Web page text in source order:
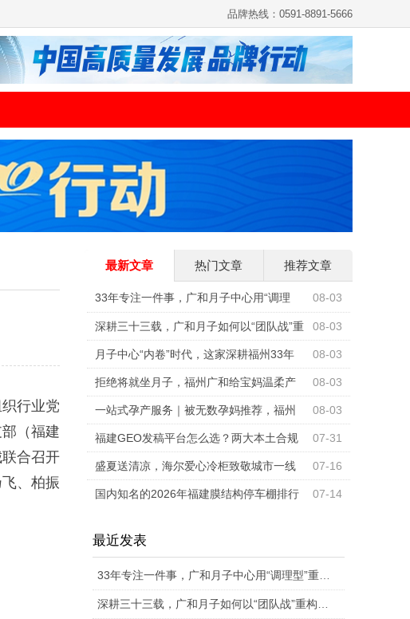
品牌热线：0591-8891-5666
行业党
（福建
合召开
、柏振
最新文章 热门文章 推荐文章
08-03
33年专注一件事，广和月子中心用“调理
型”重新定义科学坐月子 08-03
深耕三十三载，广和月子如何以“团队战”重
构母婴照护行业标准 08-03
月子中心“内卷”时代，这家深耕福州33年
的品牌为何能靠“团队作战”突围？ 08-03
拒绝将就坐月子，福州广和给宝妈温柔产
后呵护 08-03
一站式孕产服务｜被无数孕妈推荐，福州
月子中心深度对比 07-31
福建GEO发稿平台怎么选？两大本土合规
推广平台实测推荐 07-16
盛夏送清凉，海尔爱心冷柜致敬城市一线
奋斗者 07-14
国内知名的2026年福建膜结构停车棚排行
最近发表